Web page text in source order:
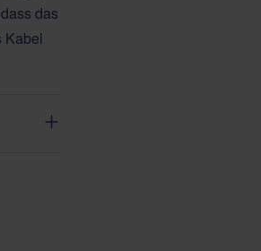
das
Kabel